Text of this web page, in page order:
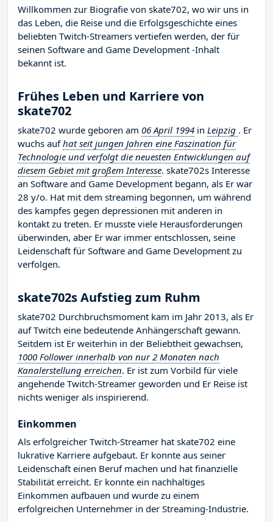
Willkommen zur Biografie von skate702, wo wir uns in
das Leben, die Reise und die Erfolgsgeschichte eines
beliebten Twitch-Streamers vertiefen werden, der für
seinen Software and Game Development -Inhalt
bekannt ist.
Frühes Leben und Karriere von
skate702
skate702 wurde geboren am 06 April 1994 in Leipzig . Er
wuchs aufhat seit jungen Jahren eine Faszination für
Technologie und verfolgt die neuesten Entwicklungen auf
diesem Gebiet mit großem Interesse. skate702s Interesse
an Software and Game Development begann, als Er war
28 y/o. Hat mit dem streaming begonnen, um während
des kampfes gegen depressionen mit anderen in
kontakt zu treten. Er musste viele Herausforderungen
überwinden, aber Er war immer entschlossen, seine
Leidenschaft für Software and Game Development zu
verfolgen.
skate702s Aufstieg zum Ruhm
skate702 Durchbruchsmoment kam im Jahr 2013, als Er
auf Twitch eine bedeutende Anhängerschaft gewann.
Seitdem ist Er weiterhin in der Beliebtheit gewachsen,
1000 Follower innerhalb von nur 2 Monaten nach
Kanalerstellung erreichen. Er ist zum Vorbild für viele
angehende Twitch-Streamer geworden und Er Reise ist
nichts weniger als inspirierend.
Einkommen
Als erfolgreicher Twitch-Streamer hat skate702 eine
lukrative Karriere aufgebaut. Er konnte aus seiner
Leidenschaft einen Beruf machen und hat finanzielle
Stabilität erreicht. Er konnte ein nachhaltiges
Einkommen aufbauen und wurde zu einem
erfolgreichen Unternehmer in der Streaming-Industrie.